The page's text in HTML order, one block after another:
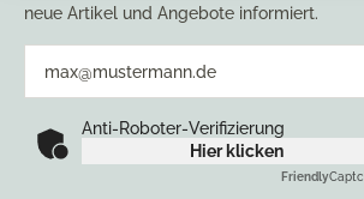
neue Artikel und Angebote informiert.
Anti-Roboter-Verifizierung
Hier klicken
Friendly